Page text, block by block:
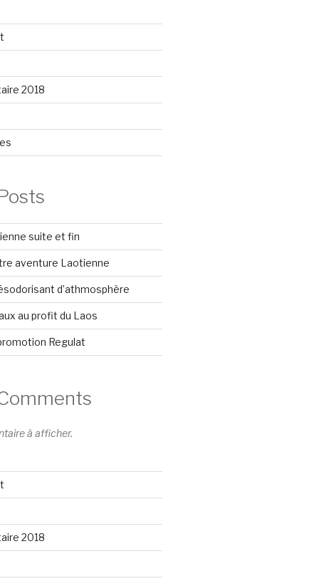
2018
suite et fin
aventure Laotienne
d’athmosphère
au profit du Laos
Regulat
à afficher.
2018